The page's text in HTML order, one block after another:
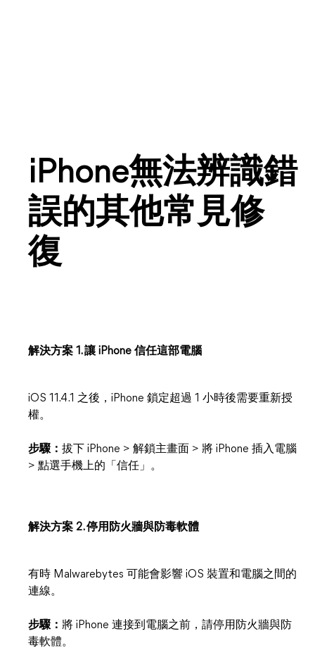
iPhone無法辨識錯
誤的其他常見修
復
解決方案 1. 讓 iPhone 信任這部電腦
iOS 11.4.1 之後，iPhone 鎖定超過 1 小時後需要重新授
權。
步驟： 拔下 iPhone > 解鎖主畫面 > 將 iPhone 插入電腦
> 點選手機上的「信任」。
解決方案 2. 停用防火牆與防毒軟體
有時 Malwarebytes 可能會影響 iOS 裝置和電腦之間的
連線。
步驟： 將 iPhone 連接到電腦之前，請停用防火牆與防
毒軟體。